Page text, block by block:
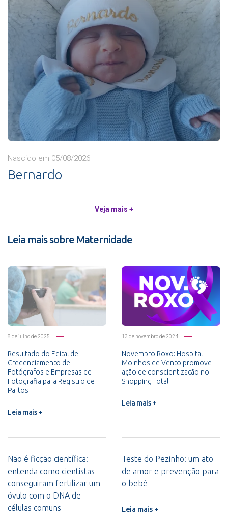
Nascido em 05/08/2026
Bernardo
Veja mais +
Leia mais sobre Maternidade
8 de julho de 2025
Resultado do Edital de
Credenciamento de
Fotógrafos e Empresas de
Fotografia para Registro de
Partos
Leia mais +
13 de novembro de 2024
Novembro Roxo: Hospital
Moinhos de Vento promove
ação de conscientização no
Shopping Total
Leia mais +
Não é ficção científica:
entenda como cientistas
conseguiram fertilizar um
óvulo com o DNA de
células comuns
Teste do Pezinho: um ato
de amor e prevenção para
o bebê
Leia mais +